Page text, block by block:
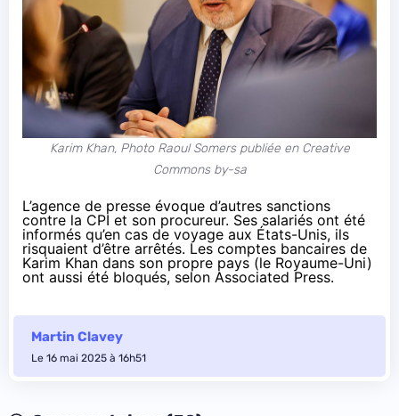
Karim Khan, Photo Raoul Somers publiéeen Creative
Commons by-sa
L’agence de presse évoque d’autres sanctions
contre la CPI et son procureur. Ses salariés ont été
informés qu’en cas de voyage aux États-Unis, ils
risquaient d’être arrêtés. Les comptes bancaires de
Karim Khan dans son propre pays (le Royaume-Uni)
ont aussi été bloqués, selon Associated Press.
Martin Clavey
Le 16 mai 2025 à 16h51